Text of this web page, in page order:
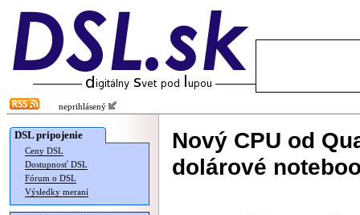
neprihlásený
DSL pripojenie
Ceny DSL
Dostupnosť DSL
Fórum o DSL
Výsledky meraní
Nový CPU od
dolárové